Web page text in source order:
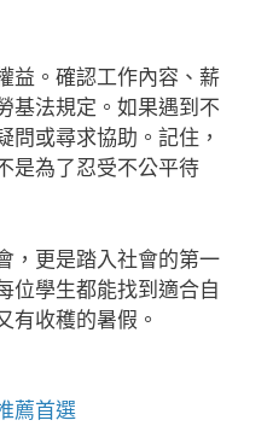
益。確認工作內容、薪
基法規定。如果遇到不
問或尋求協助。記住，
是為了忍受不公平待
，更是踏入社會的第一
位學生都能找到適合自
有收穫的暑假。
薦首選